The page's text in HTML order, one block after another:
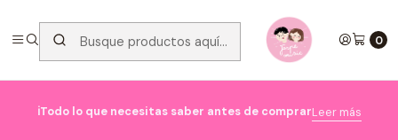
0
ℹ️Todo lo que necesitas saber antes de comprarLeer más